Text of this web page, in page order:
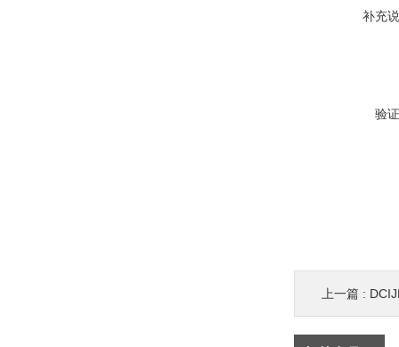
补充
验
上一篇 :